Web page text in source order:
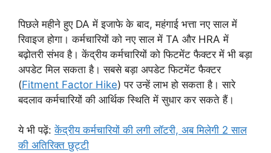
पिछले महीने हुए DA में इजाफे के बाद, महंगाई भत्ता नए साल में
रिवाइज होगा। कर्मचारियों को नए साल में TA और HRA में
बढ़ोतरी संभव है। केंद्रीय कर्मचारियों को फिटमेंट फैक्टर में भी बड़ा
अपडेट मिल सकता है। सबसे बड़ा अपडेट फिटमेंट फैक्टर
(Fitment Factor Hike) पर उन्हें लाभ हो सकता है। सारे
बदलाव कर्मचारियों की आर्थिक स्थिति में सुधार कर सकते हैं।
ये भी पढ़ें:केंद्रीय कर्मचारियों की लगी लॉटरी, अब मिलेगी 2 साल
की अतिरिक्त छुट्टी